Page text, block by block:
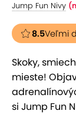
Jump Fun Nivy
8.5Veľmi
Skoky,
mieste!
si Jump Fun